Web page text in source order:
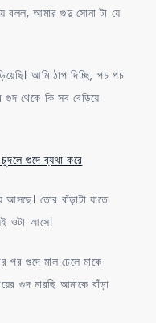
বলল, আমার গুদু সোনা টা যে
আমি ঠাপ দিচ্ছি, পচ পচ
গুদ থেকে কি সব বেড়িয়ে
গুদে ব্যথা করে
আসছে। তোর বাঁড়াটা যাতে
ওটা আসে।
পর গুদে মাল ঢেলে মাকে
গুদ মারছি আমাকে বাঁড়া